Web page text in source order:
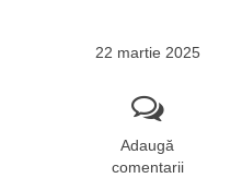
22 martie 2025
Adaugă
comentarii